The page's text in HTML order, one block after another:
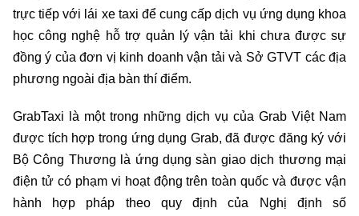
trực tiếp với lái xe taxi để cung cấp dịch vụ ứng dụng khoa
học công nghệ hỗ trợ quản lý vận tải khi chưa được sự
đồng ý của đơn vị kinh doanh vận tải và Sở GTVT các địa
phương ngoài địa bàn thí điểm.
GrabTaxi là một trong những dịch vụ của Grab Việt Nam
được tích hợp trong ứng dụng Grab, đã được đăng ký với
Bộ Công Thương là ứng dụng sàn giao dịch thương mại
điện tử có phạm vi hoạt động trên toàn quốc và được vận
hành hợp pháp theo quy định của Nghị định số